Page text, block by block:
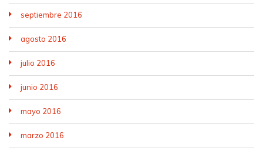
septiembre 2016
agosto 2016
julio 2016
junio 2016
mayo 2016
marzo 2016